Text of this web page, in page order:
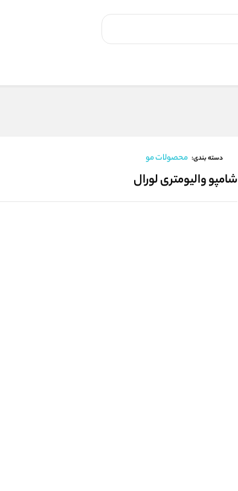
دسته بندی: محصولات مو
شامپو والیومتری لورال